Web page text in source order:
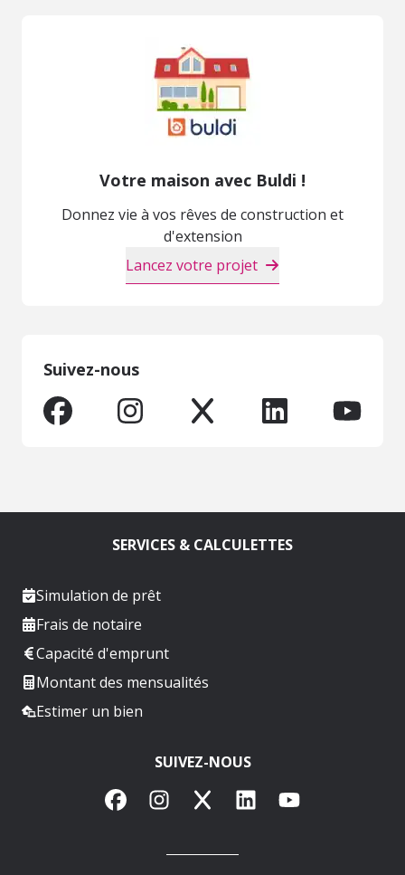
Votre maison avec Buldi !
Donnez vie à vos rêves de construction et
d'extension
Lancez votre projet
Suivez-nous
SERVICES & CALCULETTES
Simulation de prêt
Frais de notaire
Capacité d'emprunt
Montant des mensualités
Estimer un bien
SUIVEZ-NOUS
FacebookInstagram
X LinkedInYouTube